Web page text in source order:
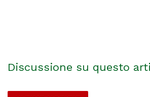
Discussione su questo